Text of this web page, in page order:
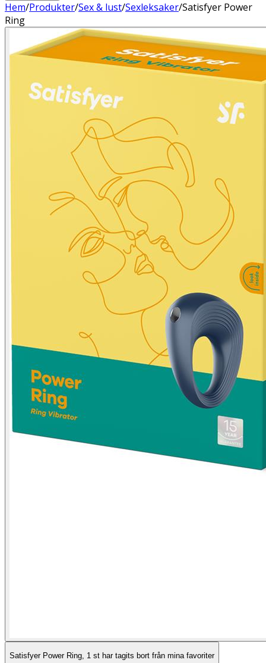
Hem/Produkter/Sex & lust/Sexleksaker/Satisfyer Power
Ring
Satisfyer Power Ring, 1 st har tagits bort från mina favoriter